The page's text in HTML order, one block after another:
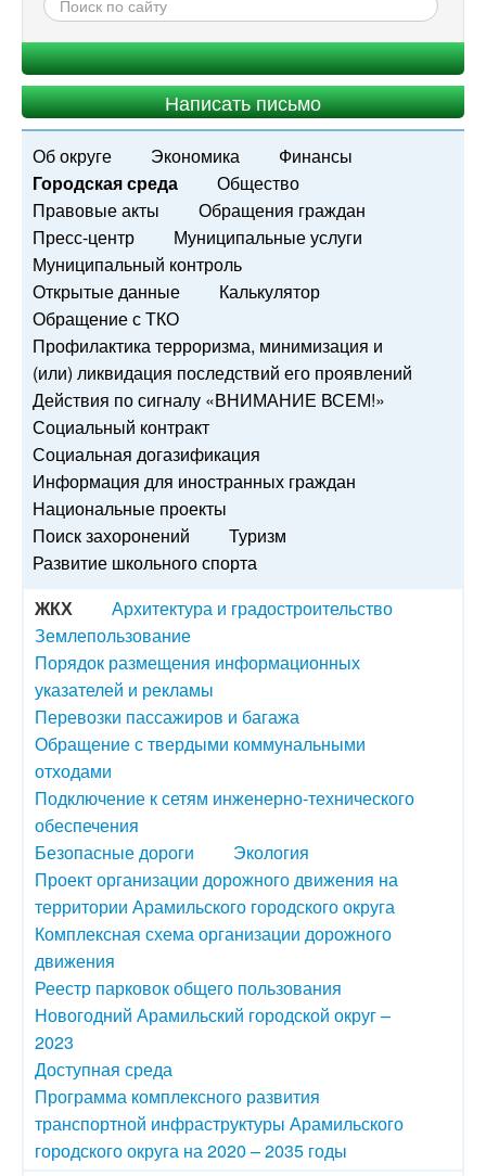
Написать письмо
Об округе Экономика
Финансы
Городская среда
Общество
Правовые акты
Обращения граждан
Пресс-центр
Муниципальные услуги
Муниципальный контроль
Открытые данные
Калькулятор
Обращение с ТКО
Профилактика терроризма, минимизация и
(или) ликвидация последствий его проявлений
Действия по сигналу «ВНИМАНИЕ ВСЕМ!»
Социальный контракт
Социальная догазификация
Информация для иностранных граждан
Национальные проекты
Поиск захоронений
Туризм
Развитие школьного спорта
ЖКХ
Архитектура и градостроительство
Землепользование
Порядок размещения информационных
указателей и рекламы
Перевозки пассажиров и багажа
Обращение с твердыми коммунальными
отходами
Подключение к сетям инженерно-технического
обеспечения
Безопасные дороги
Экология
Проект организации дорожного движения на
территории Арамильского городского округа
Комплексная схема организации дорожного
движения
Реестр парковок общего пользования
Новогодний Арамильский городской округ –
2023
Доступная среда
Программа комплексного развития
транспортной инфраструктуры Арамильского
городского округа на 2020 – 2035 годы